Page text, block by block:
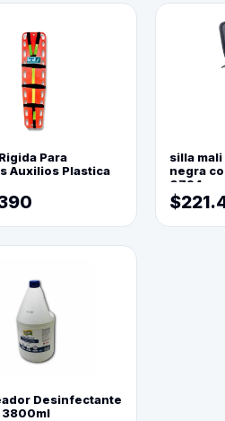
Para
Auxilios Plastica
silla
negra
0794
Desinfectante
3800ml